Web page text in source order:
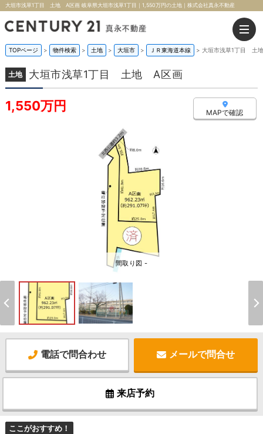
大垣市浅草1丁目 土地 A区画 岐阜県大垣市浅草1丁目｜1,550万円の土地｜株式会社真永不動産
TOPページ > 物件検索 > 土地 > 大垣市 > ＪＲ東海道本線 > 大垣市浅草1丁目 土
土地 大垣市浅草1丁目 土地 A区画
1,550万円 MAPで確認
間取り図 -
電話で問合わせ メールで問合せ
来店予約
ここがおすすめ！